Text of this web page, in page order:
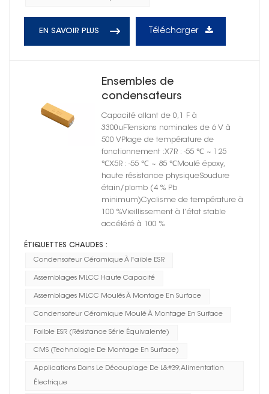
EN SAVOIR PLUS Télécharger
Ensembles de
condensateurs
céramiques moulés à
montage en surface série
CT 4502 X5R
Capacité allant de 0,1 F à
3300uFTensions nominales de 6 V à
500 VPlage de température de
fonctionnement :X7R : -55 ℃ ~ 125
℃X5R : -55 ℃ ~ 85 ℃Moulé époxy,
haute résistance physiqueSoudure
étain/plomb (4 % Pb
minimum)Cyclisme de température à
100 %Vieillissement à l’état stable
accéléré à 100 %
ÉTIQUETTES CHAUDES :
Condensateur Céramique À Faible ESR
Assemblages MLCC Haute Capacité
Assemblages MLCC Moulés À Montage En Surface
Condensateur Céramique Moulé À Montage En Surface
Faible ESR (résistance Série Équivalente)
CMS (technologie De Montage En Surface)
Applications Dans Le Découplage De L&#39;alimentation
Électrique